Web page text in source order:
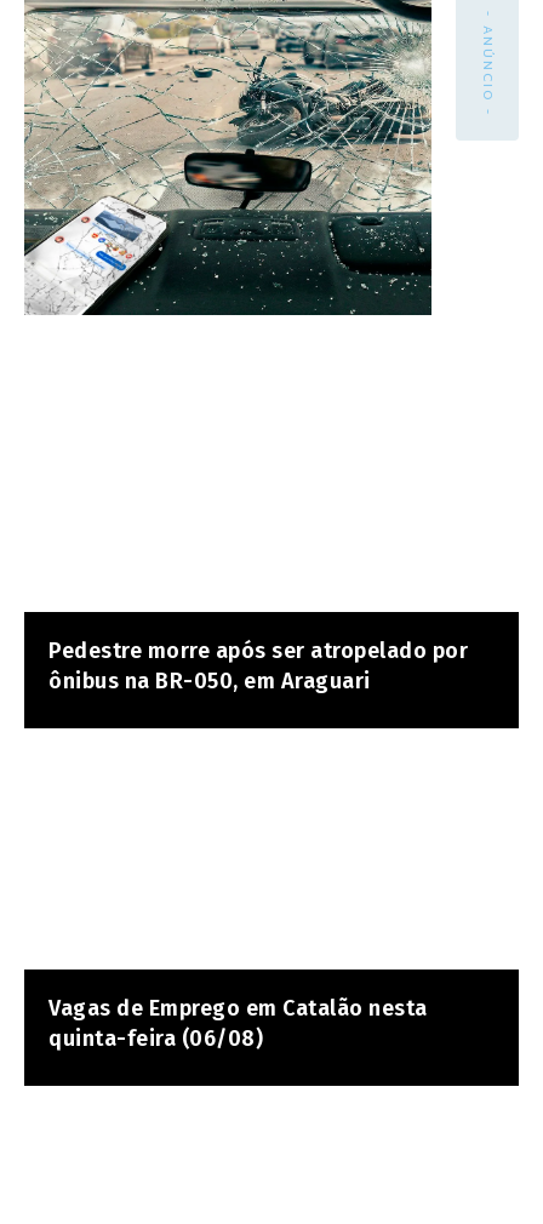
- ANÚNCIO -
Pedestre morre após ser atropelado por
ônibus na BR-050, em Araguari
Vagas de Emprego em Catalão nesta
quinta-feira (06/08)